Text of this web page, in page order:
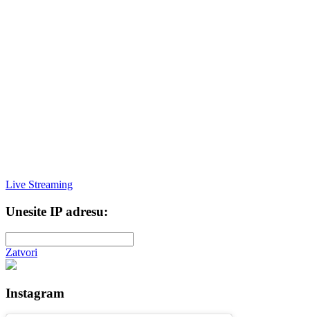
Live Streaming
Unesite IP adresu:
Zatvori
Instagram